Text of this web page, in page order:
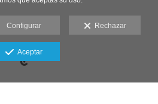
Configurar Rechazar
Aceptar